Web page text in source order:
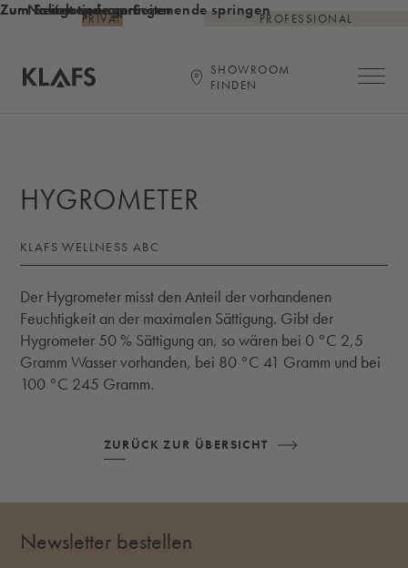
Zum Inhalt springen
Zum Seitenende springen
Zur Navigation am Seitenende springen
PRIVAT PROFESSIONAL
SHOWROOM
FINDEN
HYGROMETER
KLAFS WELLNESS ABC
Der Hygrometer misst den Anteil der vorhandenen
Feuchtigkeit an der maximalen Sättigung. Gibt der
Hygrometer 50 % Sättigung an, so wären bei 0 °C 2,5
Gramm Wasser vorhanden, bei 80 °C 41 Gramm und bei
100 °C 245 Gramm.
ZURÜCK ZUR ÜBERSICHT
Newsletter bestellen